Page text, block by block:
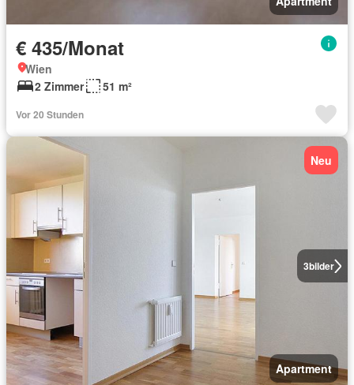
€ 435/Monat
Wien
2 Zimmer
51 m²
Vor 20 Stunden
3bilder
Neu
Apartment